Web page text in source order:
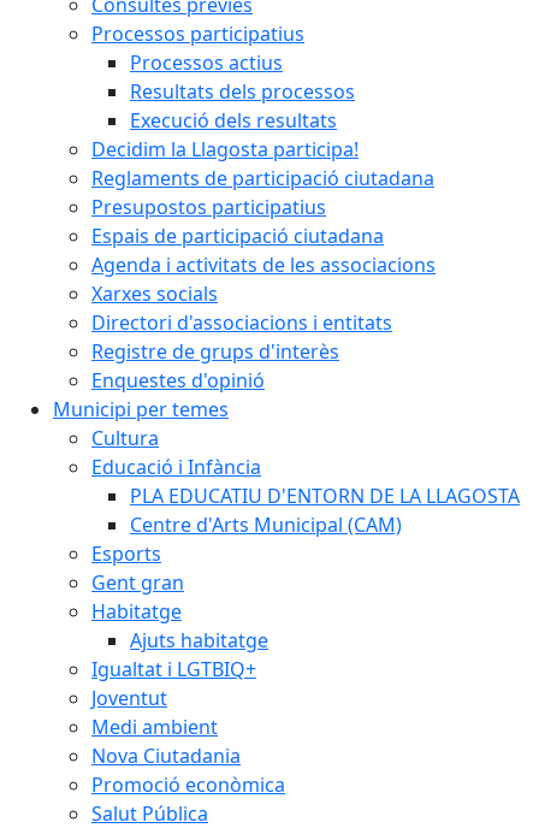
Processos participatius
Processos actius
Resultats dels processos
Execució dels resultats
Decidim la Llagosta participa!
Reglaments de participació ciutadana
Presupostos participatius
Espais de participació ciutadana
Agenda i activitats de les associacions
Xarxes socials
Directori d'associacions i entitats
Registre de grups d'interès
Enquestes d'opinió
Municipi per temes
Cultura
Educació i Infància
PLA EDUCATIU D'ENTORN DE LA LLAGOSTA
Centre d'Arts Municipal (CAM)
Esports
Gent gran
Habitatge
Ajuts habitatge
Igualtat i LGTBIQ+
Joventut
Medi ambient
Nova Ciutadania
Promoció econòmica
Salut Pública